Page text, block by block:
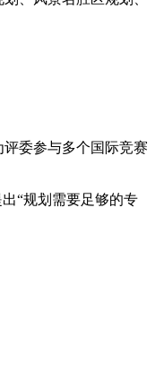
委参与多个国际竞赛
“规划需要足够的专